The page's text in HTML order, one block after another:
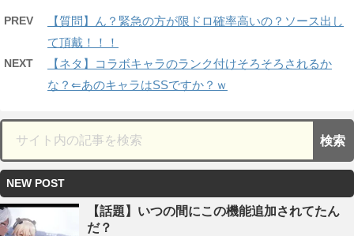
PREV
【質問】ん？緊急の方が限ドロ確率高いの？ソース出し
て頂戴！！！
NEXT
【ネタ】コラボキャラのランク付けそろそろされるか
な？⇐あのキャラはSSですか？ｗ
NEW POST
【話題】いつの間にこの機能追加されてたん
だ？